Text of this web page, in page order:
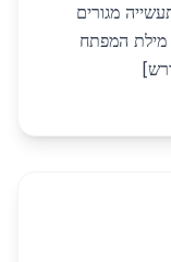
מגורים
מילת המפתח